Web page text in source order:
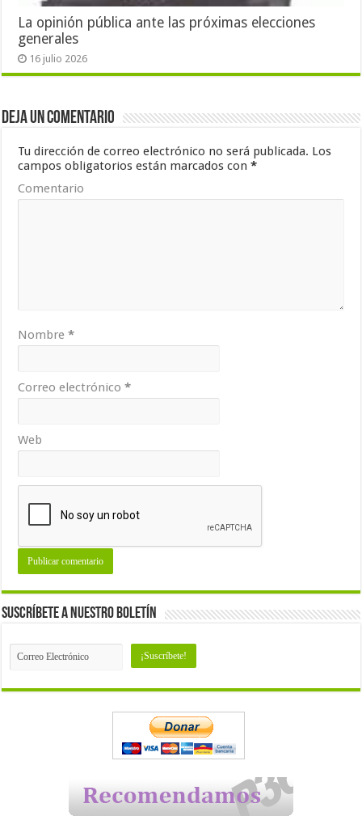
La opinión pública ante las próximas elecciones
generales
16 julio 2026
Deja un comentario
Tu dirección de correo electrónico no será publicada. Los
campos obligatorios están marcados con*
Comentario
Nombre*
Correo electrónico*
Web
Suscríbete a nuestro Boletín